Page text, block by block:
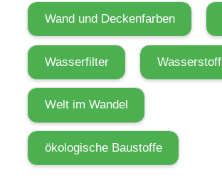
Wand und Deckenfarben
Wasserfilter Wasserstoff
Welt im Wandel
ökologische Baustoffe